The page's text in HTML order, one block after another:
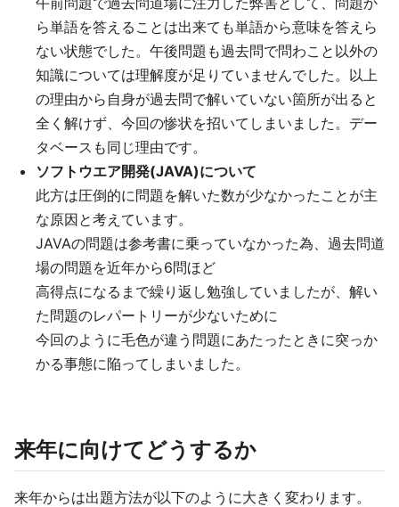
ら単語を答えることは出来ても単語から意味を答えら
ない状態でした。午後問題も過去問で問わこと以外の
知識については理解度が足りていませんでした。以上
の理由から自身が過去問で解いていない箇所が出ると
全く解けず、今回の惨状を招いてしまいました。デー
タベースも同じ理由です。
ソフトウエア開発(JAVA)について
此方は圧倒的に問題を解いた数が少なかったことが主
な原因と考えています。
JAVAの問題は参考書に乗っていなかった為、過去問道
場の問題を近年から6問ほど
高得点になるまで繰り返し勉強していましたが、解い
た問題のレパートリーが少ないために
今回のように毛色が違う問題にあたったときに突っか
かる事態に陥ってしまいました。
来年に向けてどうするか
来年からは出題方法が以下のように大きく変わります。